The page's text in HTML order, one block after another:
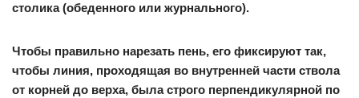
столика (обеденного или журнального).
Чтобы правильно нарезать пень, его фиксируют так,
чтобы линия, проходящая во внутренней части ствола
от корней до верха, была строго перпендикулярной по